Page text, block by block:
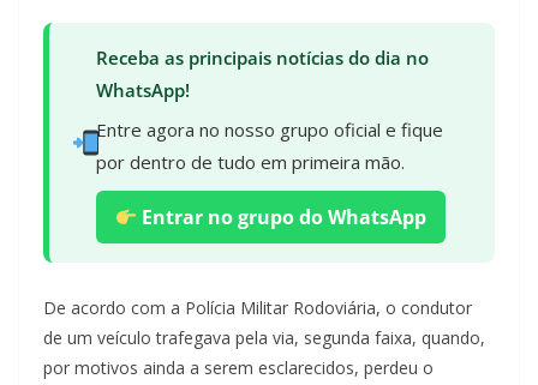
Receba as principais notícias do dia no
WhatsApp!
Entre agora no nosso grupo oficial e fique
por dentro de tudo em primeira mão.
Entrar no grupo do WhatsApp
De acordo com a Polícia Militar Rodoviária, o condutor
de um veículo trafegava pela via, segunda faixa, quando,
por motivos ainda a serem esclarecidos, perdeu o